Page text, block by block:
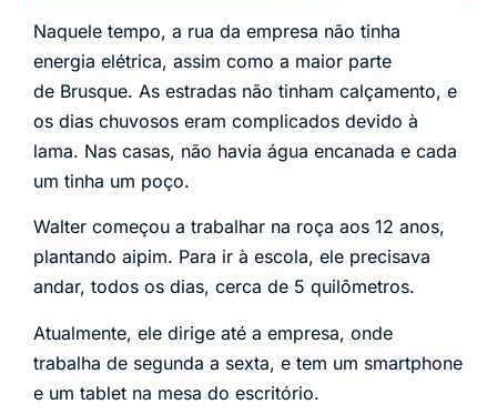
Naquele tempo, a rua da empresa não tinha
energia elétrica, assim como a maior parte
de Brusque. As estradas não tinham calçamento, e
os dias chuvosos eram complicados devido à
lama. Nas casas, não havia água encanada e cada
um tinha um poço.
Walter começou a trabalhar na roça aos 12 anos,
plantando aipim. Para ir à escola, ele precisava
andar, todos os dias, cerca de 5 quilômetros.
Atualmente, ele dirige até a empresa, onde
trabalha de segunda a sexta, e tem um smartphone
e um tablet na mesa do escritório.